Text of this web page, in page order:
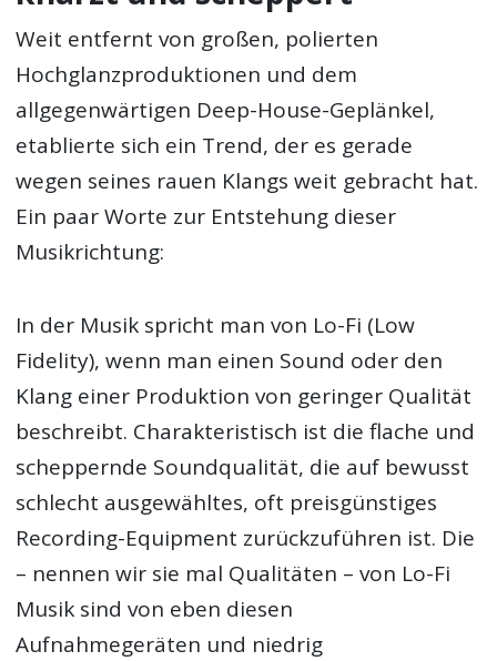
Weit entfernt von großen, polierten
Hochglanzproduktionen und dem
allgegenwärtigen Deep-House-Geplänkel,
etablierte sich ein Trend, der es gerade
wegen seines rauen Klangs weit gebracht hat.
Ein paar Worte zur Entstehung dieser
Musikrichtung:
In der Musik spricht man von Lo-Fi (Low
Fidelity), wenn man einen Sound oder den
Klang einer Produktion von geringer Qualität
beschreibt. Charakteristisch ist die flache und
scheppernde Soundqualität, die auf bewusst
schlecht ausgewähltes, oft preisgünstiges
Recording-Equipment zurückzuführen ist. Die
– nennen wir sie mal Qualitäten – von Lo-Fi
Musik sind von eben diesen
Aufnahmegeräten und niedrig